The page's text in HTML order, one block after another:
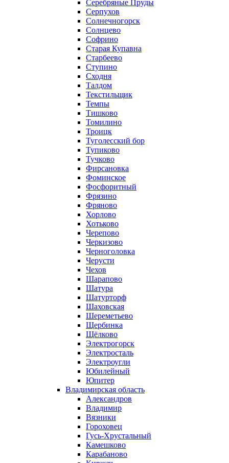
Серебряные Пруды
Серпухов
Солнечногорск
Солнцево
Софрино
Старая Купавна
Старбеево
Ступино
Сходня
Талдом
Текстильщик
Темпы
Тишково
Томилино
Троицк
Туголесский бор
Тупиково
Тучково
Фирсановка
Фоминское
Фосфоритный
Фрязино
Фряново
Хорлово
Хотьково
Черепово
Черкизово
Черноголовка
Черусти
Чехов
Шарапово
Шатура
Шатурторф
Шаховская
Шереметьево
Щербинка
Щёлково
Электрогорск
Электросталь
Электроугли
Юбилейный
Юпитер
Владимирская область
Александров
Владимир
Вязники
Гороховец
Гусь-Хрустальный
Камешково
Карабаново